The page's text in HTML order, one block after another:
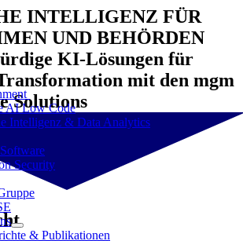
AI Low Code
Intelligenz & Data Analytics
Security
& Publikationen
INTELLIGENZ FÜR
UND BEHÖRDEN
KI-Lösungen für
mit den mgm
Solutions